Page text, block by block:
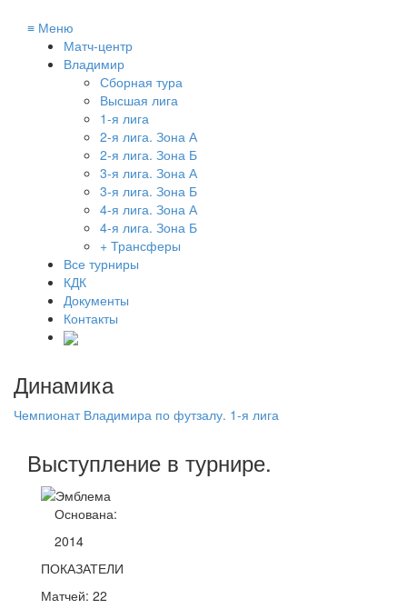
≡ Меню
Матч-центр
Владимир
Сборная тура
Высшая лига
1-я лига
2-я лига. Зона А
2-я лига. Зона Б
3-я лига. Зона А
3-я лига. Зона Б
4-я лига. Зона А
4-я лига. Зона Б
+ Трансферы
Все турниры
КДК
Документы
Контакты
Динамика
Чемпионат Владимира по футзалу. 1-я лига
Выступление в турнире.
Основана:
2014
ПОКАЗАТЕЛИ
Матчей: 22